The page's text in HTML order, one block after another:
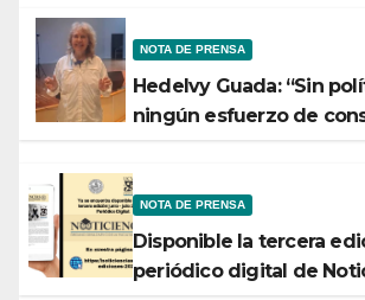
NOTA DE PRENSA
Hedelvy Guada: “Sin
ningún esfuerzo de
NOTA DE PRENSA
Disponible la tercera
periódico digital de